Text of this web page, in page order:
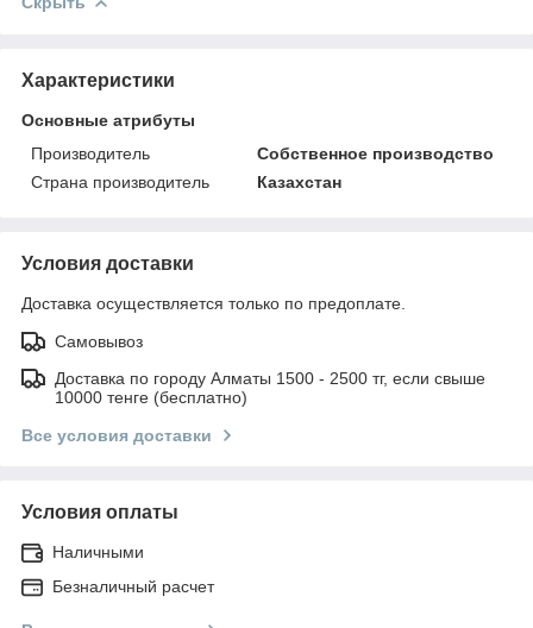
Характеристики
Основные атрибуты
Производитель
Собственное производство
Страна производитель
Казахстан
Условия доставки
Доставка осуществляется только по предоплате.
Самовывоз
Доставка по городу Алматы 1500 - 2500 тг, если свыше
10000 тенге (бесплатно)
Все условия доставки
Условия оплаты
Наличными
Безналичный расчет